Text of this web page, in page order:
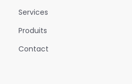
Services
Produits
Contact